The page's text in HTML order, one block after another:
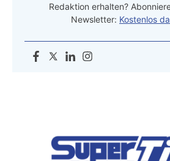
Redaktion erhalten?
Newsletter: Kostenlos